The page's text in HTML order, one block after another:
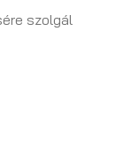
szolgál